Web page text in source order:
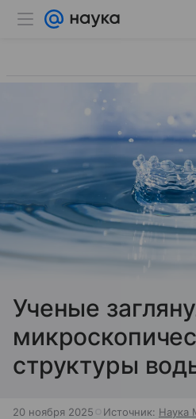
Ученые
структуры
20 ноября 2025 Источник: Наука